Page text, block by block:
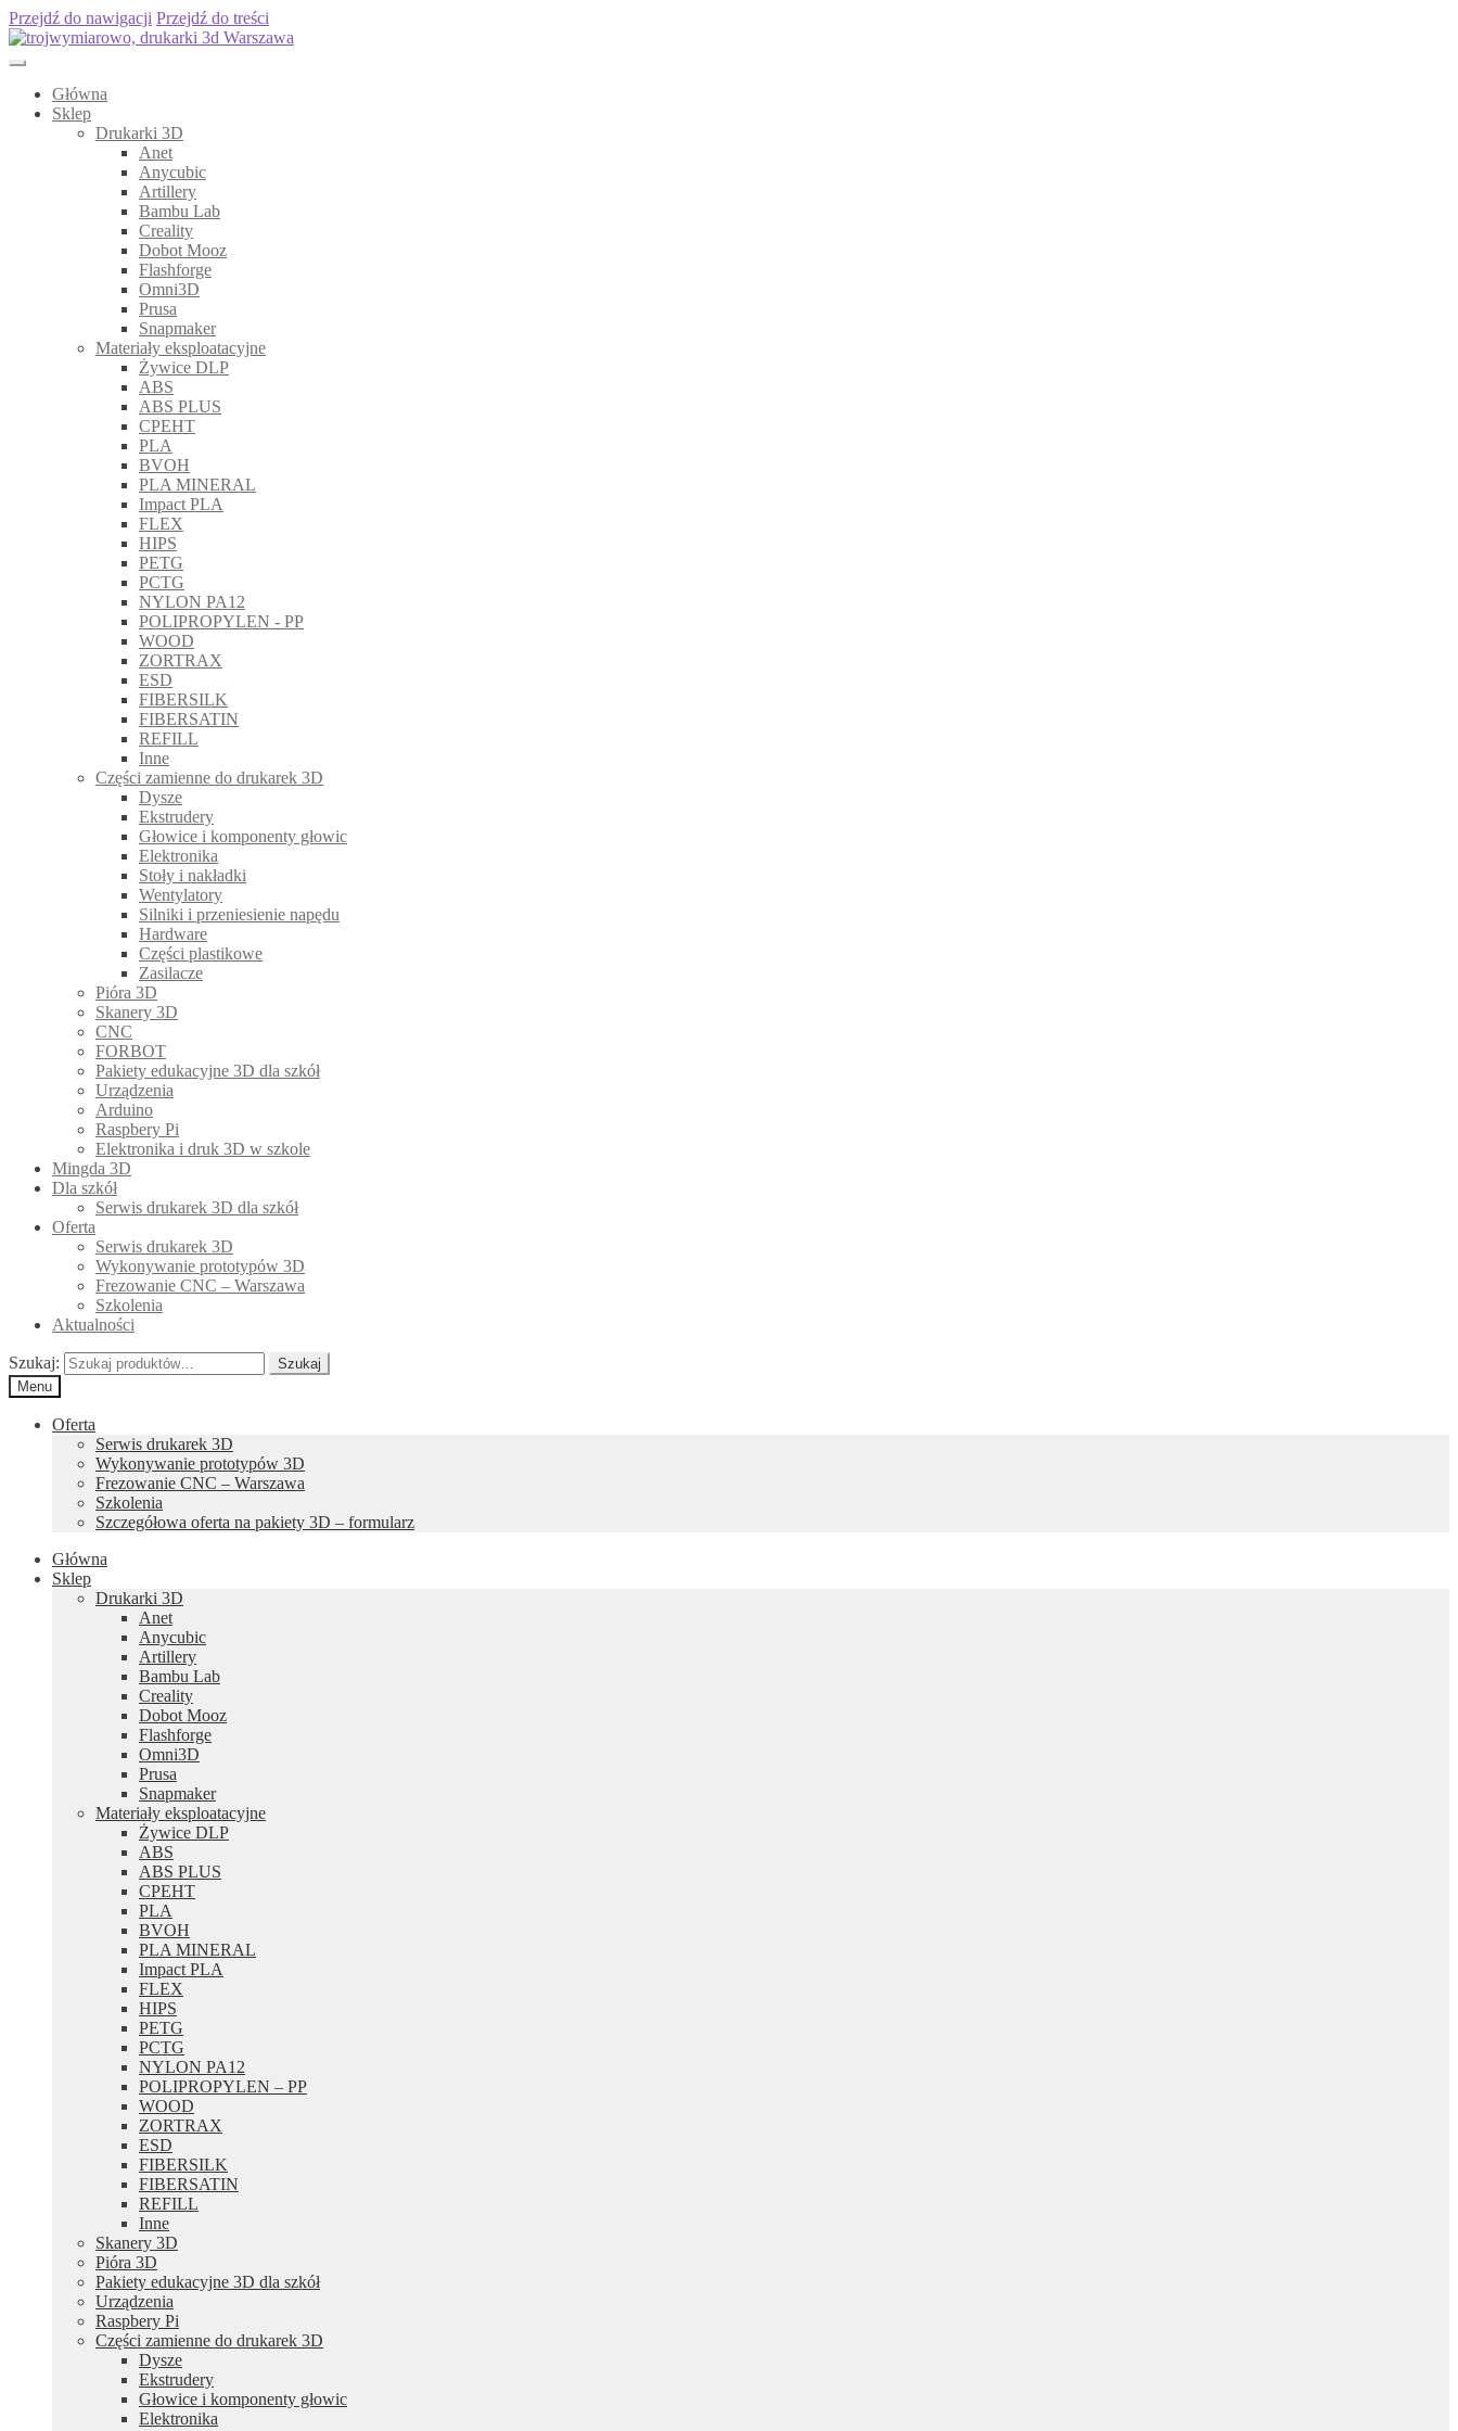
Przejdź do nawigacji Przejdź do treści
Główna
Sklep
Drukarki 3D
Anet
Anycubic
Artillery
Bambu Lab
Creality
Dobot Mooz
Flashforge
Omni3D
Prusa
Snapmaker
Materiały eksploatacyjne
Żywice DLP
ABS
ABS PLUS
CPEHT
PLA
BVOH
PLA MINERAL
Impact PLA
FLEX
HIPS
PETG
PCTG
NYLON PA12
POLIPROPYLEN - PP
WOOD
ZORTRAX
ESD
FIBERSILK
FIBERSATIN
REFILL
Inne
Części zamienne do drukarek 3D
Dysze
Ekstrudery
Głowice i komponenty głowic
Elektronika
Stoły i nakładki
Wentylatory
Silniki i przeniesienie napędu
Hardware
Części plastikowe
Zasilacze
Pióra 3D
Skanery 3D
CNC
FORBOT
Pakiety edukacyjne 3D dla szkół
Urządzenia
Arduino
Raspbery Pi
Elektronika i druk 3D w szkole
Mingda 3D
Dla szkół
Serwis drukarek 3D dla szkół
Oferta
Serwis drukarek 3D
Wykonywanie prototypów 3D
Frezowanie CNC – Warszawa
Szkolenia
Aktualności
Szukaj:
Szukaj
Menu
Oferta
Serwis drukarek 3D
Wykonywanie prototypów 3D
Frezowanie CNC – Warszawa
Szkolenia
Szczegółowa oferta na pakiety 3D – formularz
Główna
Sklep
Drukarki 3D
Anet
Anycubic
Artillery
Bambu Lab
Creality
Dobot Mooz
Flashforge
Omni3D
Prusa
Snapmaker
Materiały eksploatacyjne
Żywice DLP
ABS
ABS PLUS
CPEHT
PLA
BVOH
PLA MINERAL
Impact PLA
FLEX
HIPS
PETG
PCTG
NYLON PA12
POLIPROPYLEN – PP
WOOD
ZORTRAX
ESD
FIBERSILK
FIBERSATIN
REFILL
Inne
Skanery 3D
Pióra 3D
Pakiety edukacyjne 3D dla szkół
Urządzenia
Raspbery Pi
Części zamienne do drukarek 3D
Dysze
Ekstrudery
Głowice i komponenty głowic
Elektronika